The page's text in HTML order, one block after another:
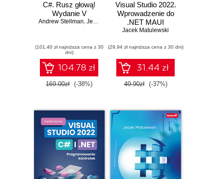
C#. Rusz głową!
Wydanie V
Andrew Stellman, Jennifer Greene
(101,40 zł najniższa cena z 30
dni)
104.78 zł
169.00zł (-38%)
Visual Studio 2022.
Wprowadzenie do
.NET MAUI
Jacek Matulewski
(29,94 zł najniższa cena z 30 dni)
31.44 zł
49.90zł (-37%)